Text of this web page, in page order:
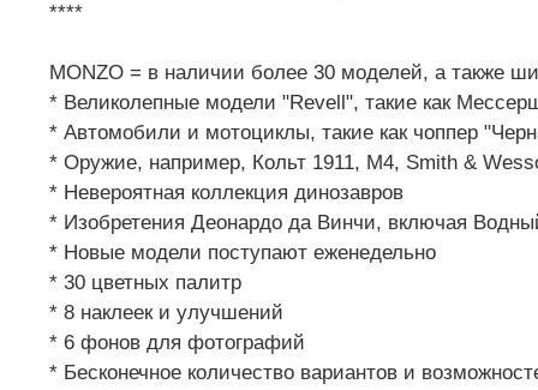
****
MONZO = в наличии более 30 моделей, а также
* Великолепные модели "Revell", такие как
* Автомобили и мотоциклы, такие как чоппер
* Оружие, например, Кольт 1911, M4, Smith &
* Невероятная коллекция динозавров
* Изобретения Деонардо да Винчи, включая
* Новые модели поступают еженедельно
* 30 цветных палитр
* 8 наклеек и улучшений
* 6 фонов для фотографий
* Бесконечное количество вариантов и